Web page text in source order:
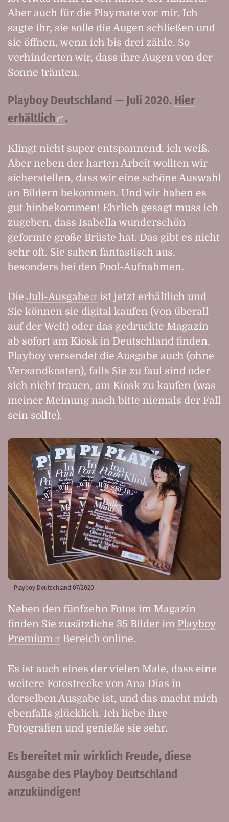
Aber auch für die Playmate vor mir. Ich
sagte ihr, sie solle die Augen schließen und
sie öffnen, wenn ich bis drei zähle. So
verhinderten wir, dass ihre Augen von der
Sonne tränten.
Playboy Deutschland — Juli 2020. Hier
erhältlich
.
Klingt nicht super entspannend, ich weiß.
Aber neben der harten Arbeit wollten wir
sicherstellen, dass wir eine schöne Auswahl
an Bildern bekommen. Und wir haben es
gut hinbekommen! Ehrlich gesagt muss ich
zugeben, dass Isabella wunderschön
geformte große Brüste hat. Das gibt es nicht
sehr oft. Sie sahen fantastisch aus,
besonders bei den Pool-Aufnahmen.
Die Juli-Ausgabe
ist jetzt erhältlich und
Sie können sie digital kaufen (von überall
auf der Welt) oder das gedruckte Magazin
ab sofort am Kiosk in Deutschland finden.
Playboy versendet die Ausgabe auch (ohne
Versandkosten), falls Sie zu faul sind oder
sich nicht trauen, am Kiosk zu kaufen (was
meiner Meinung nach bitte niemals der Fall
sein sollte).
Playboy Deutschland 07/2020
Neben den fünfzehn Fotos im Magazin
finden Sie zusätzliche 35 Bilder im Playboy
Premium
Bereich online.
Es ist auch eines der vielen Male, dass eine
weitere Fotostrecke von Ana Dias in
derselben Ausgabe ist, und das macht mich
ebenfalls glücklich. Ich liebe ihre
Fotografien und genieße sie sehr.
Es bereitet mir wirklich Freude, diese
Ausgabe des Playboy Deutschland
anzukündigen!